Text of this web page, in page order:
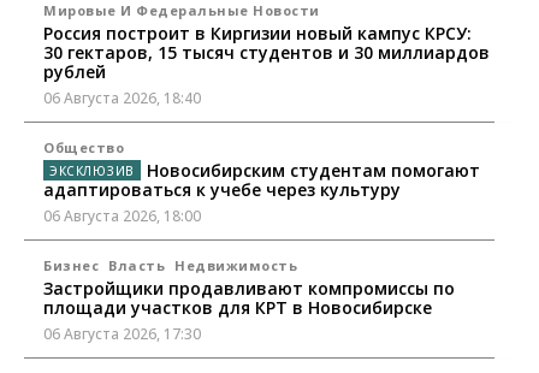
Мировые И Федеральные Новости
Россия построит в Киргизии новый кампус КРСУ:
30 гектаров, 15 тысяч студентов и 30 миллиардов
рублей
06 Августа 2026, 18:40
Общество
Новосибирским студентам помогают
адаптироваться к учебе через культуру
06 Августа 2026, 18:00
Бизнес Власть Недвижимость
Застройщики продавливают компромиссы по
площади участков для КРТ в Новосибирске
06 Августа 2026, 17:30